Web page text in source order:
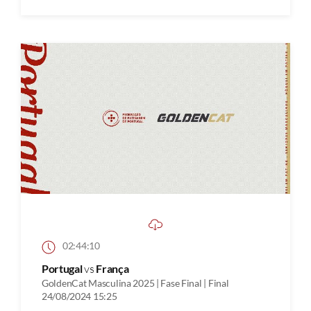
02:44:10
Portugalvs França
GoldenCat Masculina 2025 | Fase Final | Final
24/08/2024 15:25